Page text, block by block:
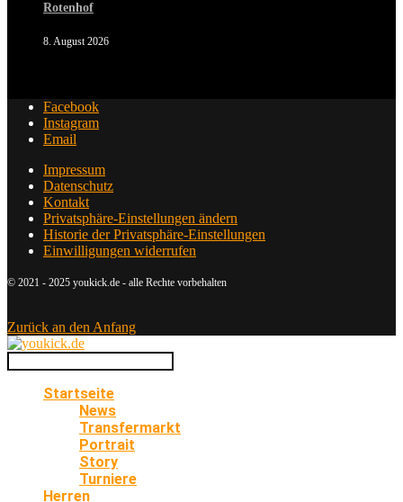
Rotenhof
8. August 2026
Facebook
Instagram
Email
Impressum
Datenschutz
Kontakt
Privatsphäre-Einstellungen ändern
Historie der Privatsphäre-Einstellungen
Einwilligungen widerrufen
© 2021 - 2025 youkick.de - alle Rechte vorbehalten
Zurück an den Anfang
Startseite
News
Transfermarkt
Portrait
Story
Turniere
Herren